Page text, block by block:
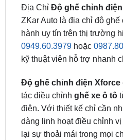
hành uy tín trên thị trường
0949.60.3979hoặc
kỹ thuật viên hỗ trợ nhanh
Độ ghế chỉnh điện Xforce
điện. Với thiết kế chỉ cần
dàng linh hoạt điều chỉnh vị
lại sự thoải mái trong mọi
Mitsubishi Xforce